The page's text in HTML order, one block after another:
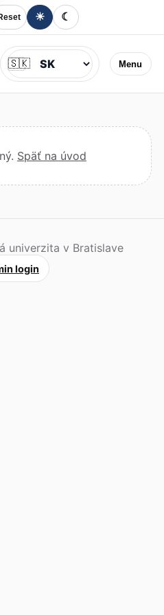
☀ ☾
Menu
Jazyk
🇸🇰
Späť na úvod
univerzita v Bratislave
login